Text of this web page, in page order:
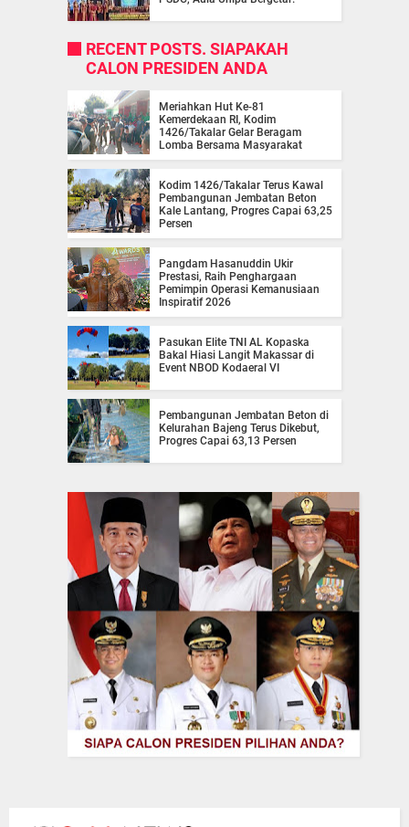
RECENT POSTS. SIAPAKAH
CALON PRESIDEN ANDA
Meriahkan Hut Ke-81
Kemerdekaan RI, Kodim
1426/Takalar Gelar Beragam
Lomba Bersama Masyarakat
Kodim 1426/Takalar Terus Kawal
Pembangunan Jembatan Beton
Kale Lantang, Progres Capai 63,25
Persen
Pangdam Hasanuddin Ukir
Prestasi, Raih Penghargaan
Pemimpin Operasi Kemanusiaan
Inspiratif 2026
Pasukan Elite TNI AL Kopaska
Bakal Hiasi Langit Makassar di
Event NBOD Kodaeral VI
Pembangunan Jembatan Beton di
Kelurahan Bajeng Terus Dikebut,
Progres Capai 63,13 Persen